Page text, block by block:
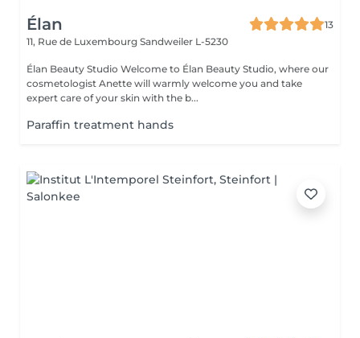
Élan
13
11, Rue de Luxembourg Sandweiler L-5230
Élan Beauty Studio Welcome to Élan Beauty Studio, where our
cosmetologist Anette will warmly welcome you and take
expert care of your skin with the b...
Paraffin treatment hands